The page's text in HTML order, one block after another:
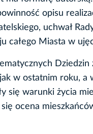
opisu
uchwał
całego Miasta w
w ostatnim roku,
się warunki życia
ocena